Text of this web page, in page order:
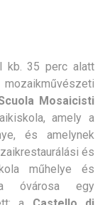
kb. 35 perc alatt
Mosaicisti
amely a
és amelynek
és
műhelye és
óvárosa egy